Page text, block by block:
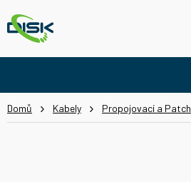
na
obsah
Domů Kabely Propojovací a Patch